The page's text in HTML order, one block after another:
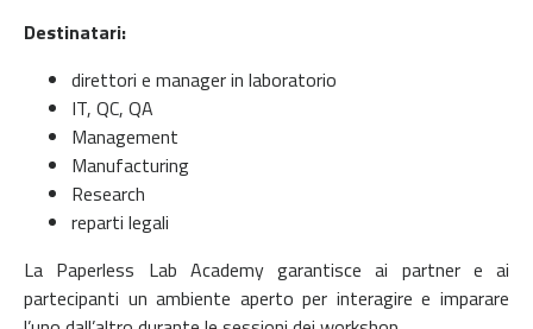
Destinatari:
direttori e manager in laboratorio
IT, QC, QA
Management
Manufacturing
Research
reparti legali
La Paperless Lab Academy garantisce ai partner e ai
partecipanti un ambiente aperto per interagire e imparare